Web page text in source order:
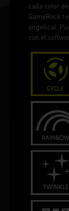
cada color
GameRock
angelical.
con el